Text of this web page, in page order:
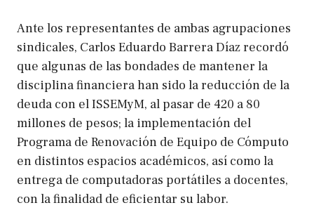
Ante los representantes de ambas agrupaciones
sindicales, Carlos Eduardo Barrera Díaz recordó
que algunas de las bondades de mantener la
disciplina financiera han sido la reducción de la
deuda con el ISSEMyM, al pasar de 420 a 80
millones de pesos; la implementación del
Programa de Renovación de Equipo de Cómputo
en distintos espacios académicos, así como la
entrega de computadoras portátiles a docentes,
con la finalidad de eficientar su labor.